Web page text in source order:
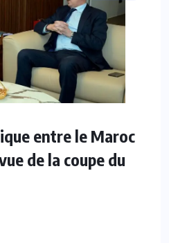
entre le Maroc
de la coupe du